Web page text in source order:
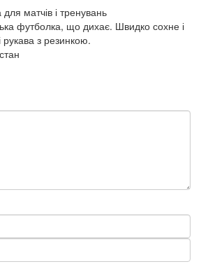
матчів і тренувань
футболка, що дихає. Швидко сохне і
рукава з резинкою.